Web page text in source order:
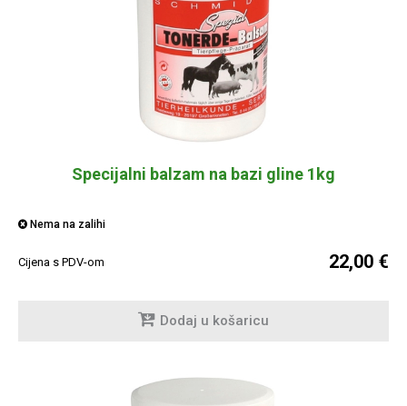
Specijalni balzam na bazi gline 1kg
Nema na zalihi
Cijena s PDV-om 22,00 €
Dodaj u košaricu